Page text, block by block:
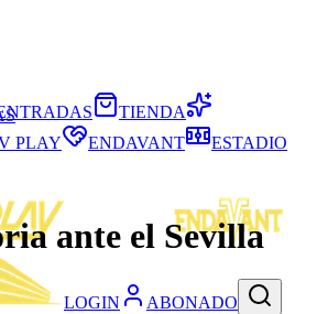
LOGIN ABONADO
TIENDA
PLAY ENDAVANT ESTADIO
ante el Sevilla